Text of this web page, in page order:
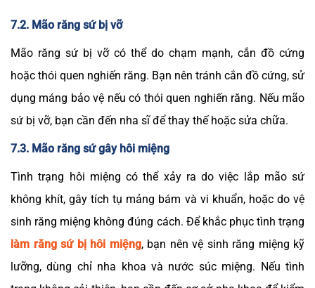
7.2. Mão răng sứ bị vỡ
Mão răng sứ bị vỡ có thể do chạm mạnh, cắn đồ cứng
hoặc thói quen nghiến răng. Bạn nên tránh cắn đồ cứng, sử
dụng máng bảo vệ nếu có thói quen nghiến răng. Nếu mão
sứ bị vỡ, bạn cần đến nha sĩ để thay thế hoặc sửa chữa.
7.3. Mão răng sứ gây hôi miệng
Tình trạng hôi miệng có thể xảy ra do việc lắp mão sứ
không khít, gây tích tụ mảng bám và vi khuẩn, hoặc do vệ
sinh răng miệng không đúng cách. Để khắc phục tình trạng
làm răng sứ bị hôi miệng, bạn nên vệ sinh răng miệng kỹ
lưỡng, dùng chỉ nha khoa và nước súc miệng. Nếu tình